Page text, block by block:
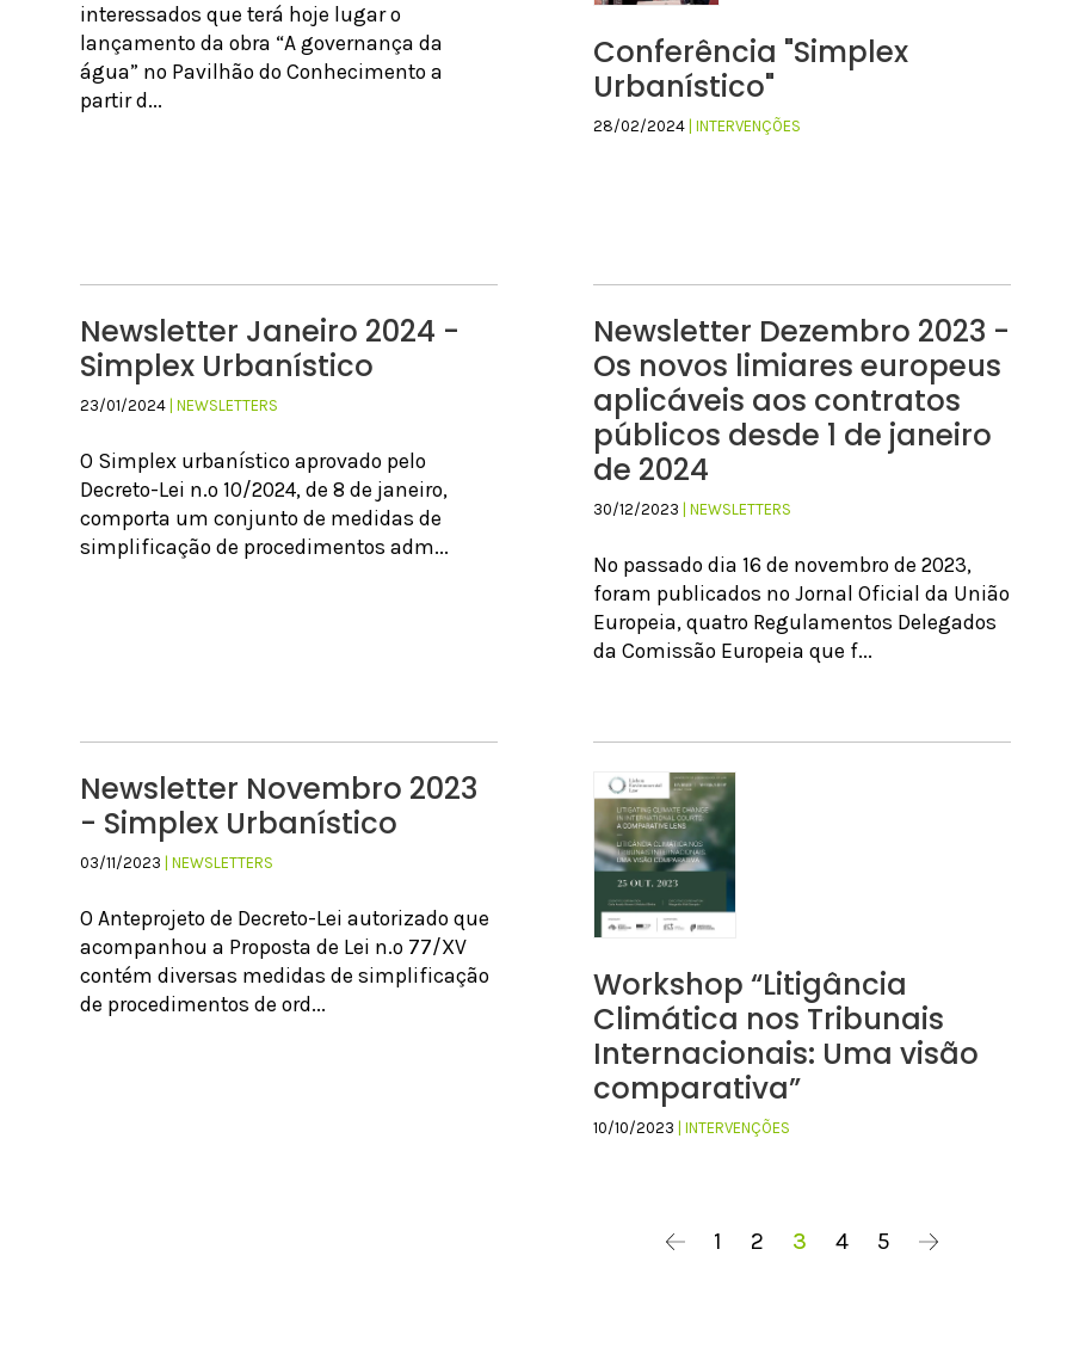
interessados que terá hoje lugar o
lançamento da obra “A governança da
água” no Pavilhão do Conhecimento a
partir d...
Conferência "Simplex
Urbanístico"
28/02/2024 | INTERVENÇÕES
Newsletter Janeiro 2024 -
Simplex Urbanístico
23/01/2024 | NEWSLETTERS
O Simplex urbanístico aprovado pelo
Decreto-Lei n.º 10/2024, de 8 de janeiro,
comporta um conjunto de medidas de
simplificação de procedimentos adm...
Newsletter Dezembro 2023 -
Os novos limiares europeus
aplicáveis aos contratos
públicos desde 1 de janeiro
de 2024
30/12/2023 | NEWSLETTERS
No passado dia 16 de novembro de 2023,
foram publicados no Jornal Oficial da União
Europeia, quatro Regulamentos Delegados
da Comissão Europeia que f...
Newsletter Novembro 2023
- Simplex Urbanístico
03/11/2023 | NEWSLETTERS
O Anteprojeto de Decreto-Lei autorizado que
acompanhou a Proposta de Lei n.º 77/XV
contém diversas medidas de simplificação
de procedimentos de ord...
Workshop “Litigância
Climática nos Tribunais
Internacionais: Uma visão
comparativa”
10/10/2023 | INTERVENÇÕES
1 2 3 4 5